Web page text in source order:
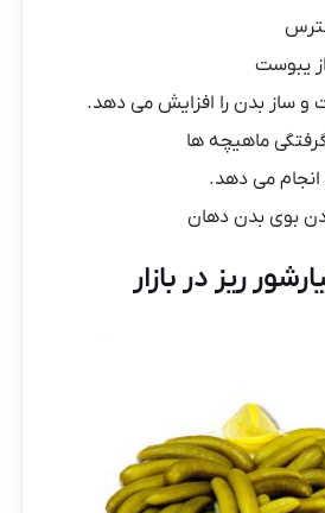
یبوست
و ساز بدن را افزایش می دهد.
ماهیچه ها
انجام می دهد.
بوی بدن دهان
ریز در بازار